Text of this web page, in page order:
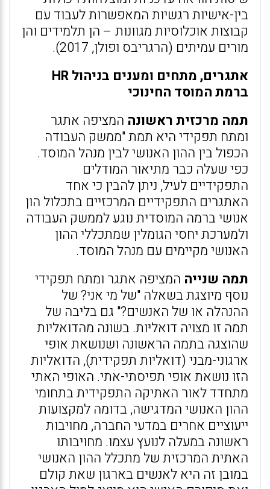
בין-אישיות רגשיות המאפשרות לעבוד עם
קבוצות אוכלוסיות מגוונות – הן תלמידים והן
מורים עמיתים (הרגריבס ופולן, 2017).
אתגרים, מתחים ומענים בניהול
ברמת המוסד החינוכי
תמה מרכזית ראשונה המציפה אתגר
ומתח תפקידי היא תמת "ממשק העבודה
הכפול בין ההון האנושי לבין מנהל המוסד.
כפי שעלה כבר מתיאור המודלים
התפקידיים לעיל, ניתן להבין כי אחד
האתגרים התפקידיים המרכזיים בתכלול הון
אנושי ברמה המוסדית נוגע לממשק העבודה
ולמערכת יחסי הגומלין שמתכללי ההון
האנושי מקיימים עם מנהל המוסד.
תמה שנייה המציפה אתגר ומתח תפקידי
נוסף מיוצגת בשאלה "של מי אני? של
ההנהלה או של האנשים?" גם בליבה של
תמה זו מצויה דואליּות. בשונה מהדואליות
שהוצגה בתמה הראשונה ושנושאת אופי
ארגוני-מבני (דואליות תפקידית), הדואליות
הזו נושאת אופי תפיסתי-אתי. האופי האתי
מתחדד לאור האתיקה התפקידית בתחומי
ההון האנושי המדגישה, בדומה למקצועות
ייעוציים אחרים במדעי החברה, מחויבות
ראשונה במעלה לנועץ עצמו. מחויבותו
האתית המרכזית של מתכלל ההון האנושי
במובן זה היא לאנשים בארגון שאת קולם